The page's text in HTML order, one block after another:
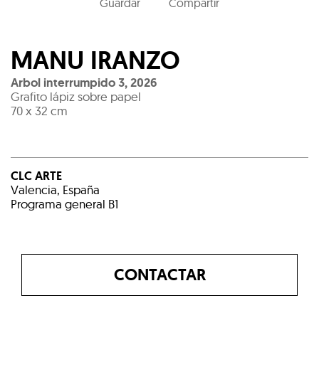
Guardar Compartir
MANU IRANZO
Arbol interrumpido 3,2026
Grafito lápiz sobre papel
70 x 32 cm
CLC ARTE
Valencia, España
Programa general B1
CONTACTAR